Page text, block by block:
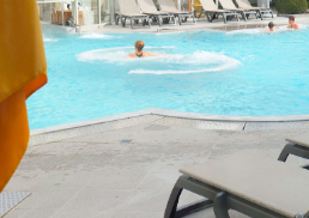
DÉCOUVREZ NOS